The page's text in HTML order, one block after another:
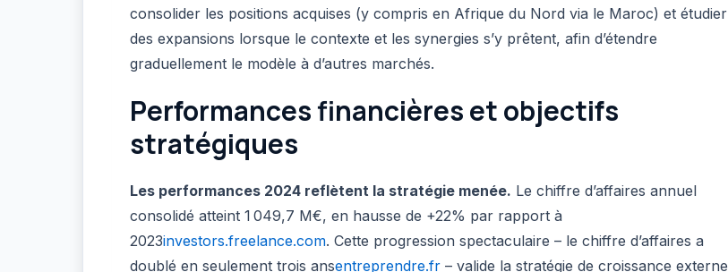
consolider les positions acquises (y compris en Afrique du Nord via le Maroc) et étudier
des expansions lorsque le contexte et les synergies s’y prêtent, afin d’étendre
graduellement le modèle à d’autres marchés.
Performances financières et objectifs
stratégiques
Les performances 2024 reflètent la stratégie menée. Le chiffre d’affaires annuel
consolidé atteint 1 049,7 M€, en hausse de +22% par rapport à
2023investors.freelance.com. Cette progression spectaculaire – le chiffre d’affaires a
doublé en seulement trois ansentreprendre.fr – valide la stratégie de croissance externe